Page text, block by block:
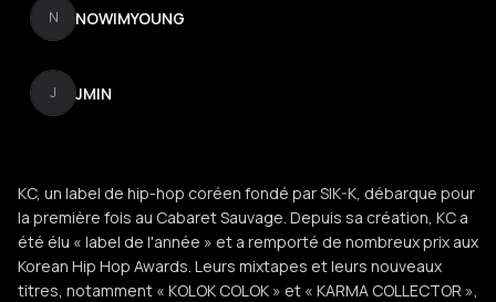
N NOWIMYOUNG
J JMIN
KC, un label de hip-hop coréen fondé par SIK-K, débarque pour
la première fois au Cabaret Sauvage. Depuis sa création, KC a
été élu « label de l'année » et a remporté de nombreux prix aux
Korean Hip Hop Awards. Leurs mixtapes et leurs nouveaux
titres, notamment « KOLOK COLOK » et « KARMA COLLECTOR »,